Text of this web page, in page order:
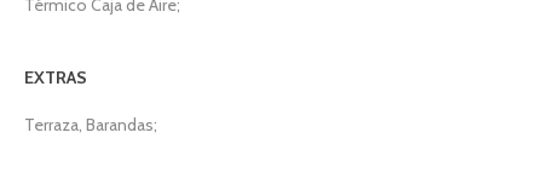
Térmico Caja de Aire;
EXTRAS
Terraza, Barandas;